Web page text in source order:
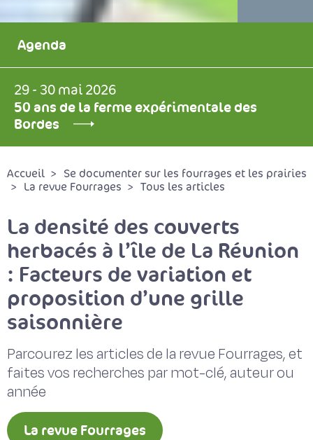
Agenda
29 - 30 mai 2026
50 ans de la ferme expérimentale des
Bordes
Accueil
Se documenter sur les fourrages et les prairies
La revue Fourrages
Tous les articles
La densité des couverts
herbacés à l’île de La Réunion
: Facteurs de variation et
proposition d’une grille
saisonnière
Parcourez les articles de la revue Fourrages, et
faites vos recherches par mot-clé, auteur ou
année
La revue Fourrages